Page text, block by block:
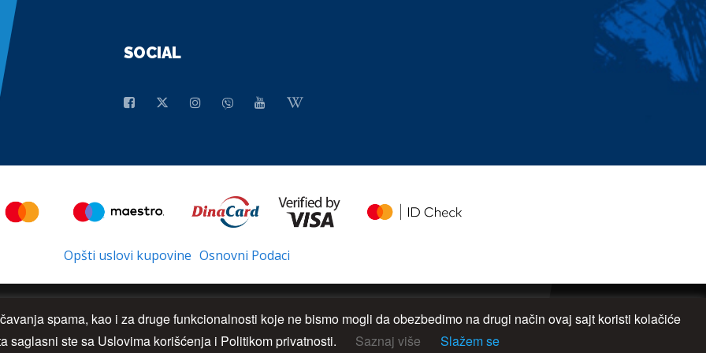
SOCIAL
Opšti uslovi kupovine Osnovni Podaci
UP
spama, kao i za druge funkcionalnosti koje ne bismo mogli da obezbedimo na drugi način ovaj sajt koristi kolačiće
saglasni ste sa Uslovima korišćenja i Politikom privatnosti.
Saznaj više Slažem se